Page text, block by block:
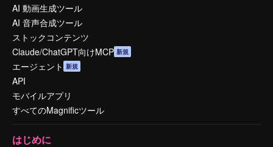
AI 動画生成ツール
AI 音声合成ツール
ストックコンテンツ
Claude/ChatGPT向けMCP 新規
エージェント 新規
API
モバイルアプリ
すべてのMagnificツール
はじめに